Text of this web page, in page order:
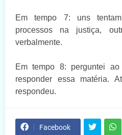
Em tempo 7: uns
processos na justiça,
verbalmente.
Em tempo 8: perguntei
responder essa matéria.
respondeu.
Facebook